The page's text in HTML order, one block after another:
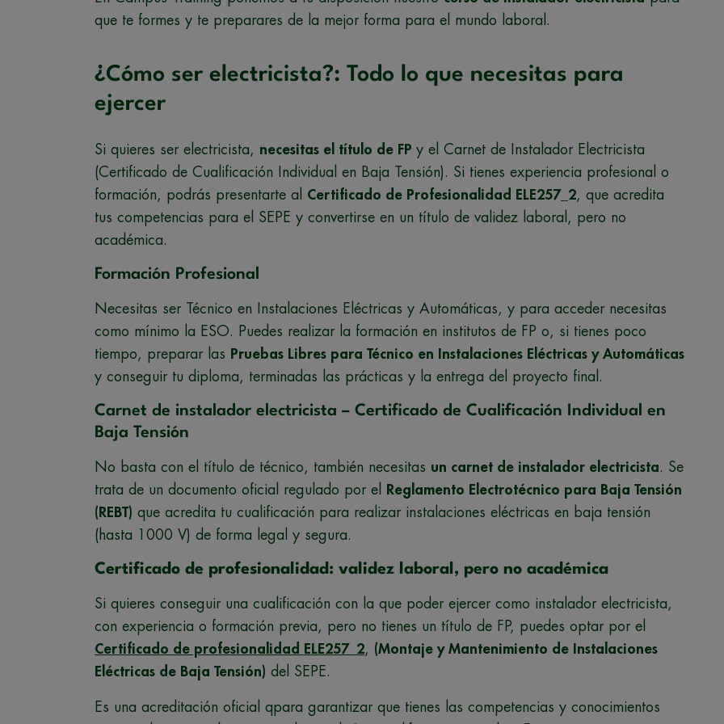
que te formes y te preparares de la mejor forma para el mundo laboral.
¿Cómo ser electricista?: Todo lo que necesitas para
ejercer
Si quieres ser electricista, necesitas el título de FP y el Carnet de Instalador Electricista
(Certificado de Cualificación Individual en Baja Tensión). Si tienes experiencia profesional o
formación, podrás presentarte al Certificado de Profesionalidad ELE257_2, que acredita
tus competencias para el SEPE y convertirse en un título de validez laboral, pero no
académica.
Formación Profesional
Necesitas ser Técnico en Instalaciones Eléctricas y Automáticas, y para acceder necesitas
como mínimo la ESO. Puedes realizar la formación en institutos de FP o, si tienes poco
tiempo, preparar las Pruebas Libres para Técnico en Instalaciones Eléctricas y Automáticas
y conseguir tu diploma, terminadas las prácticas y la entrega del proyecto final.
Carnet de instalador electricista – Certificado de Cualificación Individual en
Baja Tensión
No basta con el título de técnico, también necesitas un carnet de instalador electricista. Se
trata de un documento oficial regulado por el
Reglamento Electrotécnico para Baja Tensión
(REBT) que acredita tu cualificación para realizar instalaciones eléctricas en baja tensión
(hasta 1000 V) de forma legal y segura.
Certificado de profesionalidad: validez laboral, pero no académica
Si quieres conseguir una cualificación con la que poder ejercer como instalador electricista,
con experiencia o formación previa, pero no tienes un título de FP, puedes optar por el
Certificado de profesionalidad ELE257_2, (Montaje y Mantenimiento de Instalaciones
Eléctricas de Baja Tensión) del SEPE.
Es una acreditación oficial qpara garantizar que tienes las competencias y conocimientos